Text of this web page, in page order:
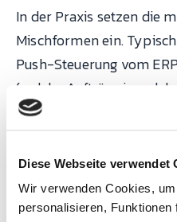
Diese Webseite verwendet
Wir verwenden Cookies,
personalisieren,
In der Praxis setzen die
Mischformen ein.
Push-Steuerung vom
(welche Aufträge in
operative
Fertigungsstufen, undJIS
variantenreiche